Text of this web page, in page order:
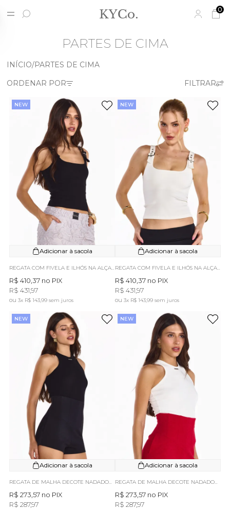
0
PARTES DE CIMA
INÍCIO PARTES DE CIMA
NEW
Adicionar à sacola
REGATA COM FIVELA E ILHÓS NA ALÇA FANNY PRETA
R$ 410,37 no PIX
R$ 431,97
3x R$ 143,99sem juros
NEW
Adicionar à sacola
REGATA COM FIVELA E ILHÓS NA ALÇA FANNY OFF WHITE
R$ 410,37 no PIX
R$ 431,97
3x R$ 143,99 sem juros
NEW
Adicionar à sacola
R$ 273,57 no PIX
R$ 287,97
NEW
Adicionar à sacola
R$ 273,57 no PIX
R$ 287,97